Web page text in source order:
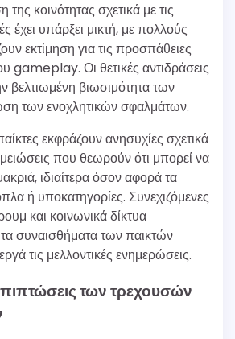
κοινότητας σχετικά με τις
έχει υπάρξει μικτή, με πολλούς
εκτίμηση για τις προσπάθειες
gameplay. Οι θετικές αντιδράσεις
βελτιωμένη βιωσιμότητα των
των ενοχλητικών σφαλμάτων.
εκφράζουν ανησυχίες σχετικά
που θεωρούν ότι μπορεί να
ιδιαίτερα όσον αφορά τα
ή υποκατηγορίες. Συνεχιζόμενες
και κοινωνικά δίκτυα
συναισθήματα των παικτών
τις μελλοντικές ενημερώσεις.
των τρεχουσών